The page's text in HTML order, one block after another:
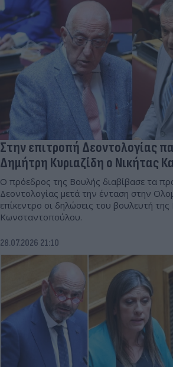
Στην επιτροπή Δεοντολογίας
Δημήτρη Κυριαζίδη ο Νικήτας
Ο πρόεδρος της Βουλής διαβίβασε τα
Δεοντολογίας μετά την ένταση στην
επίκεντρο οι δηλώσεις του βουλευτή
Κωνσταντοπούλου.
28.07.2026 21:10